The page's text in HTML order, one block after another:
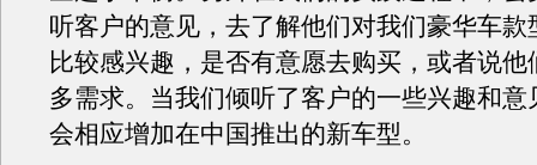
听客户的意见，去了解他们对我们豪华车款
比较感兴趣，是否有意愿去购买，或者说他
多需求。当我们倾听了客户的一些兴趣和意
会相应增加在中国推出的新车型。